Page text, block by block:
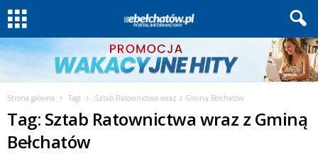
Strona główna Tagi Sztab Ratownictwa wraz z Gminą Bełchatów
Tag: Sztab Ratownictwa wraz z Gminą
Bełchatów